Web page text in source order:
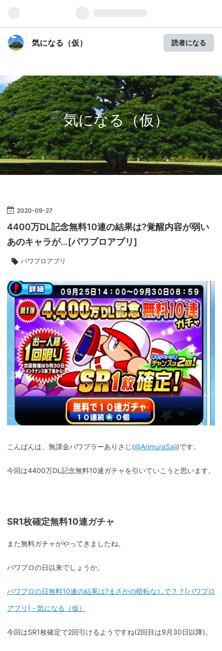
気になる（仮） 読者になる
気になる（仮）
2020-09-27
4400万DL記念無料10連の結果は?覚醒内容が弱い
あのキャラが…[パワプロアプリ]
パワプロアプリ
こんばんは、無課金パワプラーありさじ(@ArimuraSaji)です。
今回は4400万DL記念無料10連ガチャを引いていこうと思います。
SR1枚確定無料10連ガチャ
また無料ガチャがやってきましたね。
パワプロの日以来でしょうか。
パワプロの日無料10連の結果は?まさかの暗転なしで？？[パワプロ
アプリ] - 気になる（仮）
今回はSR1枚確定で2回引けるようですね(2回目は9月30日以降)。